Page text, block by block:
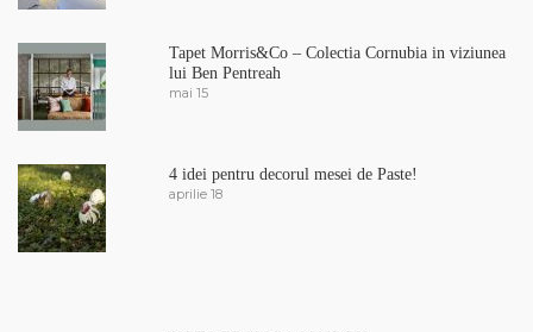
Tapet Morris&Co – Colectia Cornubia in viziunea
lui Ben Pentreah
mai 15
4 idei pentru decorul mesei de Paste!
aprilie 18